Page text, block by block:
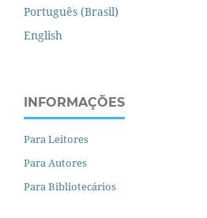
Português (Brasil)
English
INFORMAÇÕES
Para Leitores
Para Autores
Para Bibliotecários